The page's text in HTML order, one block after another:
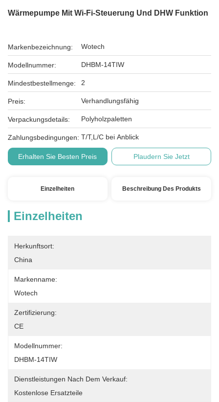
Wärmepumpe Mit Wi-Fi-Steuerung Und DHW Funktion
Markenbezeichnung: Wotech
Modellnummer: DHBM-14TIW
Mindestbestellmenge: 2
Preis: Verhandlungsfähig
Verpackungsdetails: Polyholzpaletten
Zahlungsbedingungen: T/T,L/C bei Anblick
Erhalten Sie Besten Preis Plaudern Sie Jetzt
Einzelheiten Beschreibung Des Produkts
Einzelheiten
Herkunftsort:
China
Markenname:
Wotech
Zertifizierung:
CE
Modellnummer:
DHBM-14TIW
Dienstleistungen Nach Dem Verkauf:
Kostenlose Ersatzteile